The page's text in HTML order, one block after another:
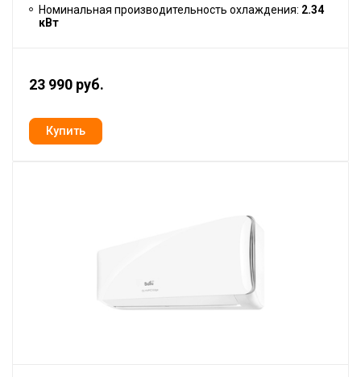
Номинальная производительность охлаждения: 2.34
кВт
23 990 руб.